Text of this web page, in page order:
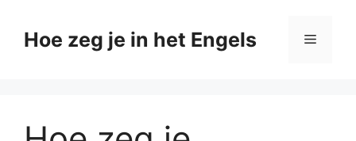
naarHoe zeg je in het Engels Menu